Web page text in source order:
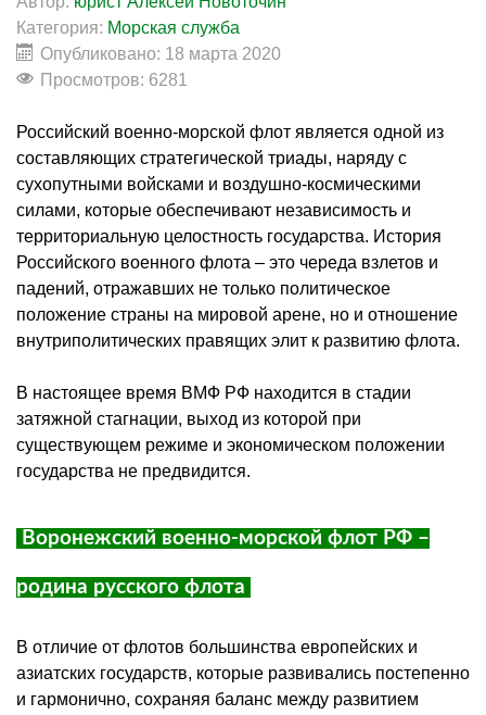
Категория: Морская служба
Опубликовано: 18 марта 2020
Просмотров: 6281
Российский военно-морской флот является одной из
составляющих стратегической триады, наряду с
сухопутными войсками и воздушно-космическими
силами, которые обеспечивают независимость и
территориальную целостность государства. История
Российского военного флота – это череда взлетов и
падений, отражавших не только политическое
положение страны на мировой арене, но и отношение
внутриполитических правящих элит к развитию флота.
В настоящее время ВМФ РФ находится в стадии
затяжной стагнации, выход из которой при
существующем режиме и экономическом положении
государства не предвидится.
Воронежский военно-морской флот РФ –
родина русского флота
В отличие от флотов большинства европейских и
азиатских государств, которые развивались постепенно
и гармонично, сохраняя баланс между развитием